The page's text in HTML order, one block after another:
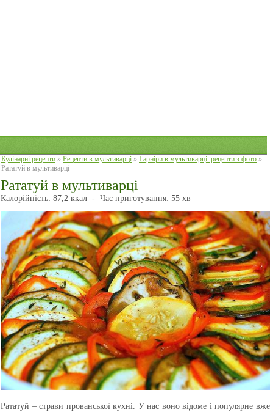
Кулінарні рецепти » Рецепти в мультиварці » Гарніри в мультиварці: рецепти з фото »
Рататуй в мультиварці
Рататуй в мультиварці
Калорійність: 87,2 ккал - Час приготування: 55 хв
Рататуй – страви прованської кухні. У нас воно відоме і популярне вже